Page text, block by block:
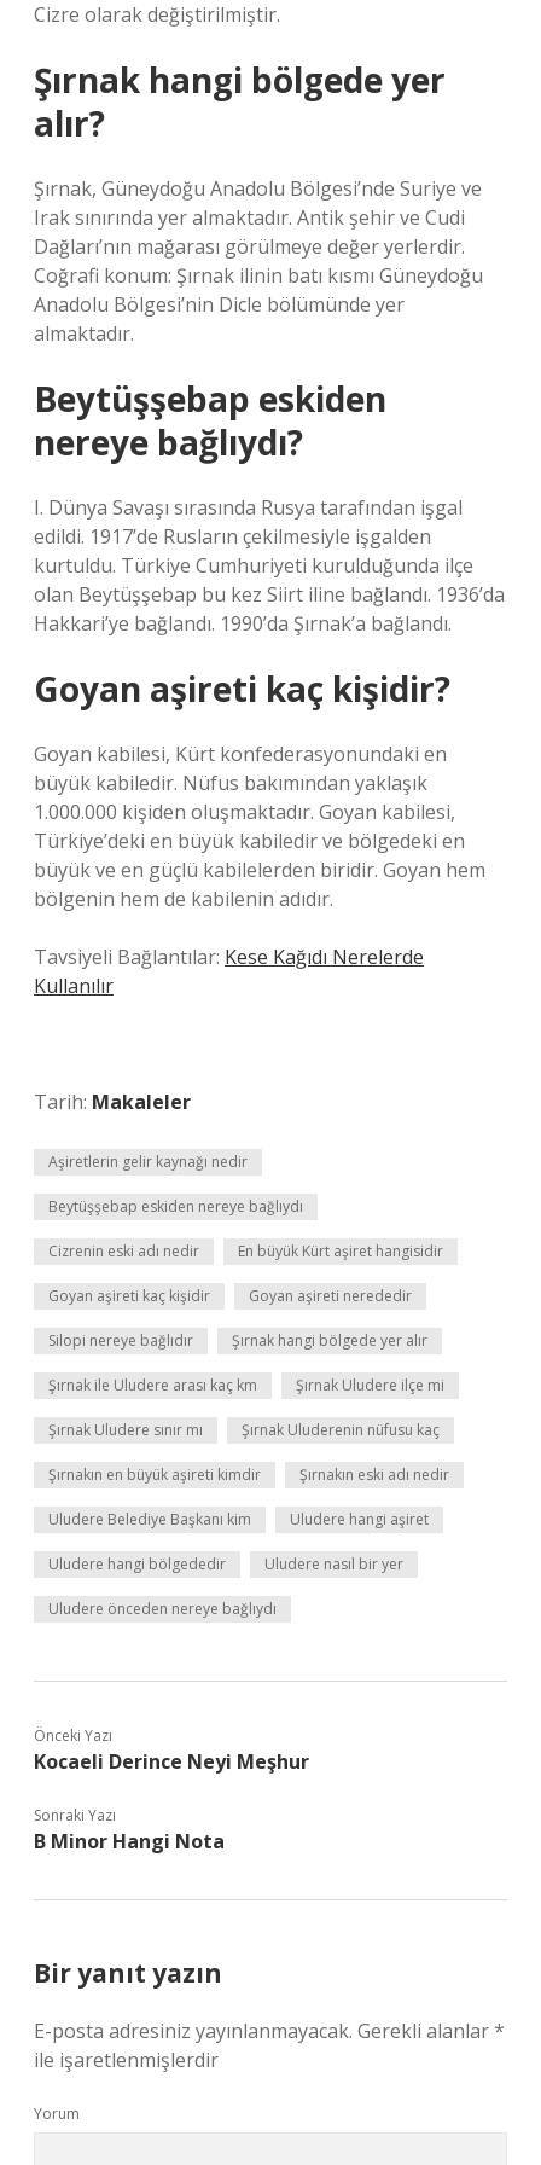
Cizre olarak değiştirilmiştir.
Şırnak hangi bölgede yer
alır?
Şırnak, Güneydoğu Anadolu Bölgesi’nde Suriye ve
Irak sınırında yer almaktadır. Antik şehir ve Cudi
Dağları’nın mağarası görülmeye değer yerlerdir.
Coğrafi konum: Şırnak ilinin batı kısmı Güneydoğu
Anadolu Bölgesi’nin Dicle bölümünde yer
almaktadır.
Beytüşşebap eskiden
nereye bağlıydı?
I. Dünya Savaşı sırasında Rusya tarafından işgal
edildi. 1917’de Rusların çekilmesiyle işgalden
kurtuldu. Türkiye Cumhuriyeti kurulduğunda ilçe
olan Beytüşşebap bu kez Siirt iline bağlandı. 1936’da
Hakkari’ye bağlandı. 1990’da Şırnak’a bağlandı.
Goyan aşireti kaç kişidir?
Goyan kabilesi, Kürt konfederasyonundaki en
büyük kabiledir. Nüfus bakımından yaklaşık
1.000.000 kişiden oluşmaktadır. Goyan kabilesi,
Türkiye’deki en büyük kabiledir ve bölgedeki en
büyük ve en güçlü kabilelerden biridir. Goyan hem
bölgenin hem de kabilenin adıdır.
Tavsiyeli Bağlantılar: Kese Kağıdı Nerelerde
Kullanılır
Tarih: Makaleler
Aşiretlerin gelir kaynağı nedir
Beytüşşebap eskiden nereye bağlıydı
Cizrenin eski adı nedir En büyük Kürt aşiret hangisidir
Goyan aşireti kaç kişidir Goyan aşireti nerededir
Silopi nereye bağlıdır Şırnak hangi bölgede yer alır
Şırnak ile Uludere arası kaç km Şırnak Uludere ilçe mi
Şırnak Uludere sınır mı Şırnak Uluderenin nüfusu kaç
Şırnakın en büyük aşireti kimdir Şırnakın eski adı nedir
Uludere Belediye Başkanı kim Uludere hangi aşiret
Uludere hangi bölgededir Uludere nasıl bir yer
Uludere önceden nereye bağlıydı
Önceki Yazı
Kocaeli Derince Neyi Meşhur
Sonraki Yazı
B Minor Hangi Nota
Bir yanıt yazın
E-posta adresiniz yayınlanmayacak. Gerekli alanlar*
ile işaretlenmişlerdir
Yorum